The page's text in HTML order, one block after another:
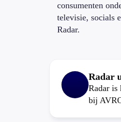
consumenten
televisie, socials
Radar.
Radar
Radar is
bij